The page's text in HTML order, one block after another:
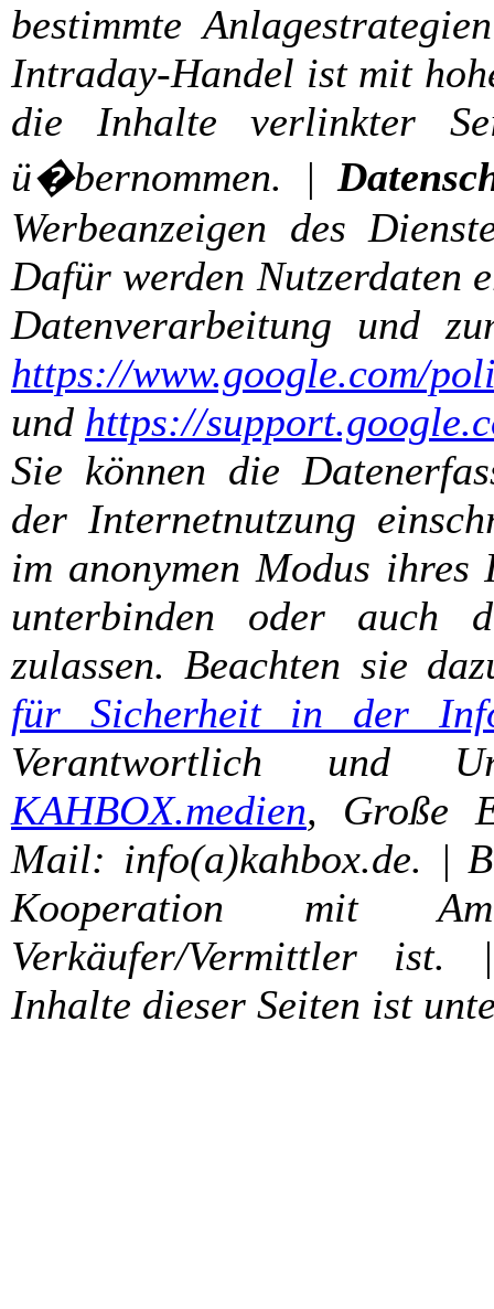
bestimmte
Intraday-Handel ist mit
die Inhalte verlinkter
ü�bernommen. |
Werbeanzeigen des
Dafür werden Nutzerdaten
Datenverarbeitung und
https://www.google.com/
und https://
Sie können die
der Internetnutzung
im anonymen Modus ihres
unterbinden oder auch
zulassen. Beachten sie
für Sicherheit in der
Verantwortlich und
KAHBOX.medien, Große
Mail: info(a)kahbox.de. |
Kooperation mit
Verkäufer/Vermittler
Inhalte dieser Seiten ist